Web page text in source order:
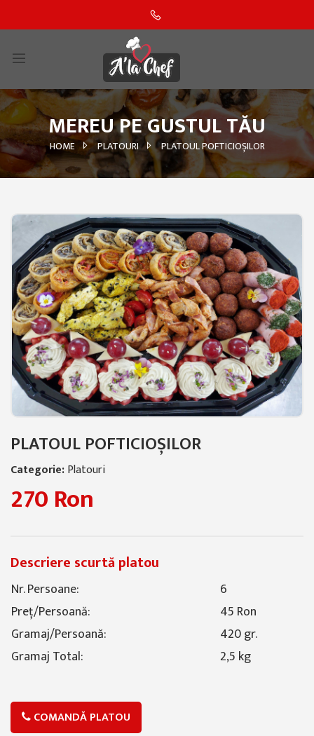
MEREU PE GUSTUL TĂU
HOME PLATOURI PLATOUL POFTICIOȘILOR
PLATOUL POFTICIOȘILOR
Categorie:Platouri
Regular price
270 Ron
Descriere scurtă platou
Nr. Persoane:
6
Preț/Persoană:
45 Ron
Gramaj/Persoană:
420 gr.
Gramaj Total:
2,5 kg
COMANDĂ PLATOU